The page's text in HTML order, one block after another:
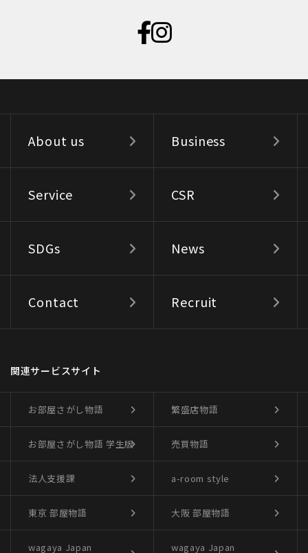
About us Business
Service CSR
SDGs News
Contact Recruit
関連サービスサイト
お部屋さがし物語 繁盛店物語
お部屋さがし物語 学生版 売買物語
法人支援課 a-room style
東京 部屋物語 大阪 部屋物語
wagaya Japan wagaya Japan